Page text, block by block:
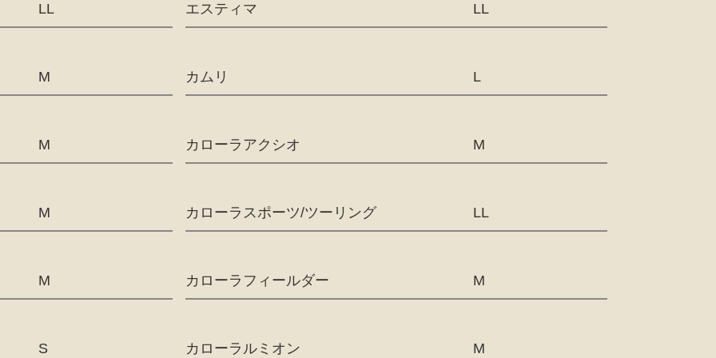
LL LL
エスティマ
M L
カムリ
M M
カローラアクシオ
M LL
カローラスポーツ/ツーリング
M M
カローラフィールダー
S M
カローラルミオン